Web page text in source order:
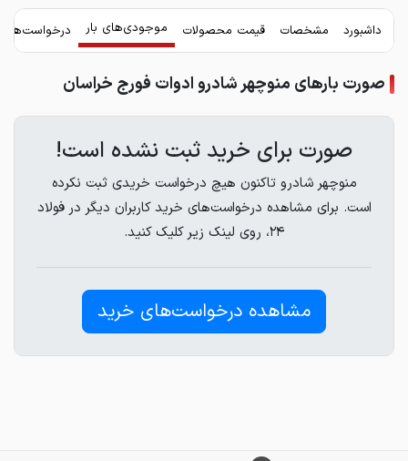
داشبورد مشخصات قیمت محصولات موجودی‌های بار
صورت بارهای منوچهر شادرو ادوات فورج خراسان
صورت برای خرید ثبت نشده است!
منوچهر شادرو تاکنون هیچ درخواست خریدی ثبت نکرده
است. برای مشاهده درخواست‌های خرید کاربران دیگر در فولاد
۲۴، روی لینک زیر کلیک کنید.
مشاهده درخواست‌های خرید